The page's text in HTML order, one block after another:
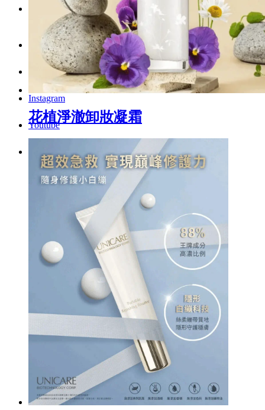
Menu
LinkedIn
Facebook
Instagram
Youtube
WhatsApp
花植淨澈卸妝凝霜